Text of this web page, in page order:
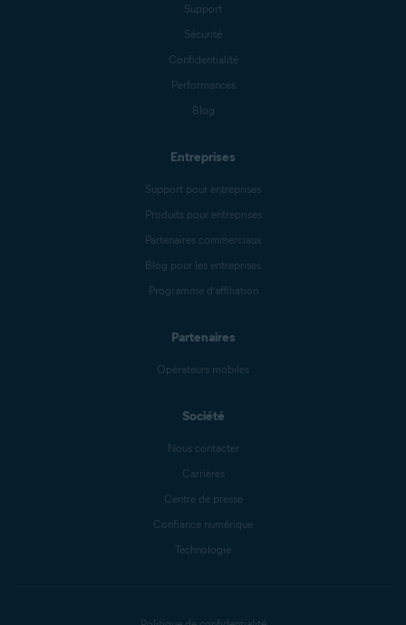
Support
Sécurité
Confidentialité
Performances
Blog
Entreprises
Support pour entreprises
Produits pour entreprises
Partenaires commerciaux
Blog pour les entreprises
Programme d’affiliation
Partenaires
Opérateurs mobiles
Société
Nous contacter
Carrières
Centre de presse
Confiance numérique
Technologie